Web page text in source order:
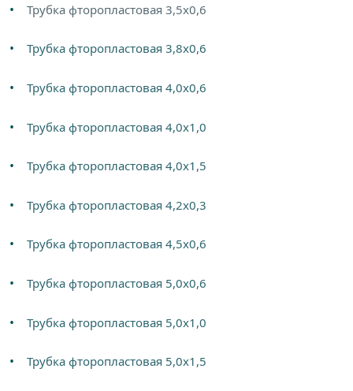
Трубка фторопластовая 3,5х0,6
Трубка фторопластовая 3,8х0,6
Трубка фторопластовая 4,0х0,6
Трубка фторопластовая 4,0х1,0
Трубка фторопластовая 4,0х1,5
Трубка фторопластовая 4,2х0,3
Трубка фторопластовая 4,5х0,6
Трубка фторопластовая 5,0х0,6
Трубка фторопластовая 5,0х1,0
Трубка фторопластовая 5,0х1,5